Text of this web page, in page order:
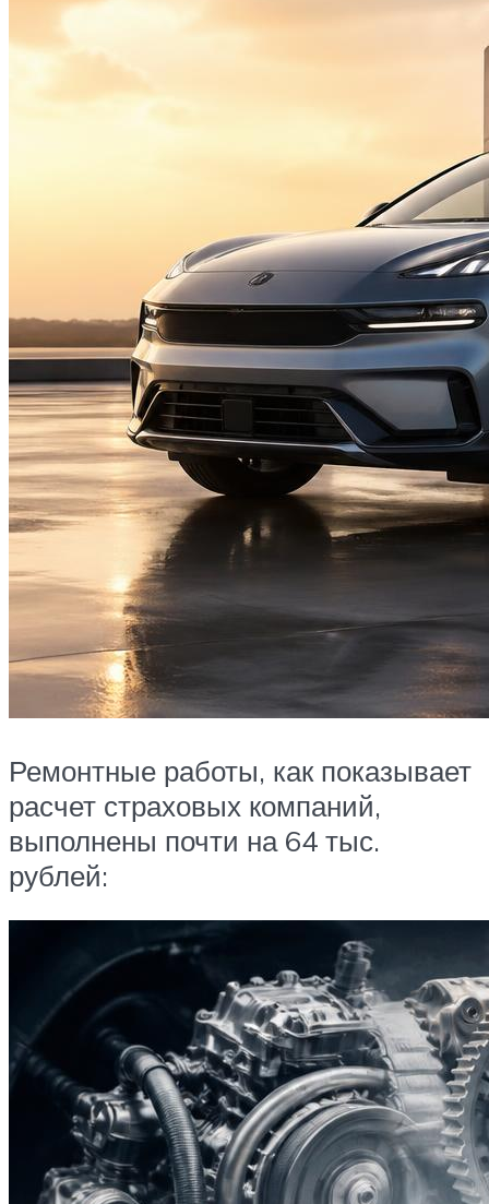
Ремонтные работы, как показывает
расчет страховых компаний,
выполнены почти на 64 тыс.
рублей: